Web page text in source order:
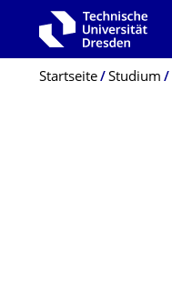
Breadcrumb-Menü
Startseite Studium